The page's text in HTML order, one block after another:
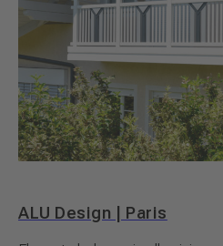
ALU Design | Paris